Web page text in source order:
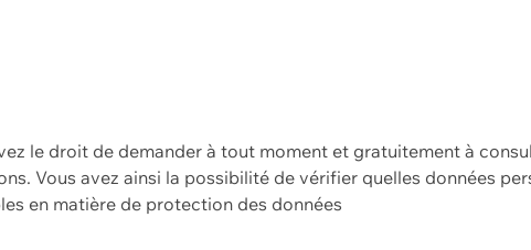
le droit de demander à tout moment et gratuitement à
Vous avez ainsi la possibilité de vérifier quelles données
en matière de protection des données